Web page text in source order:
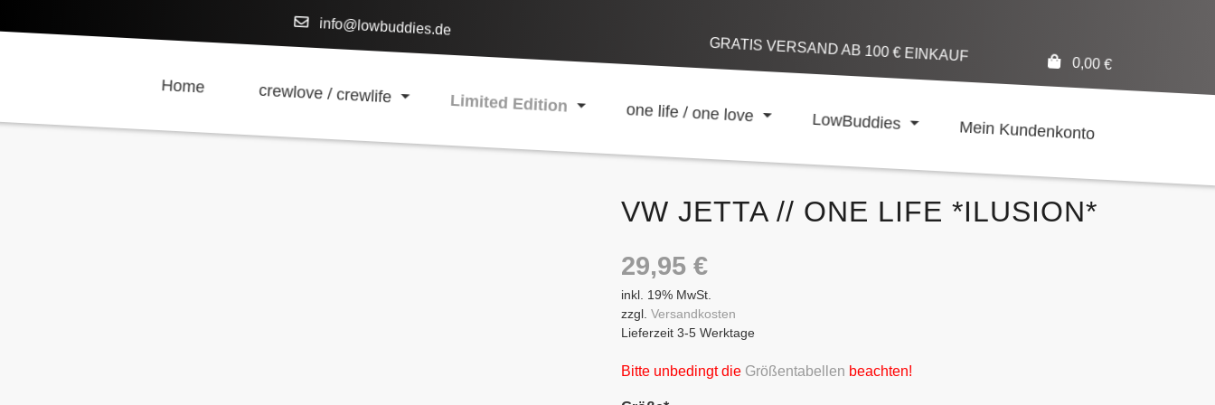
info@lowbuddies.de
GRATIS VERSAND AB 100 € EINKAUF 0,00€
Home crewlove / crewlife Limited Edition one life / one love LowBuddies Mein Kundenkonto
VW JETTA // ONE LIFE *ILUSION*
29,95 €
inkl. 19% MwSt.
zzgl. Versandkosten
Lieferzeit 3-5 Werktage
Bitte unbedingt die Größentabellen beachten!